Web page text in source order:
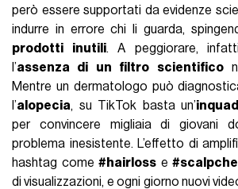
però essere supportati da evidenze
indurre in errore chi li guarda,
prodotti inutili. A peggiorare,
l’assenza di un filtro scientifico
Mentre un dermatologo può
l’alopecia, su TikTok basta un’
per convincere migliaia di giovani
problema inesistente. L’effetto di
hashtag come#hairloss e
di visualizzazioni, e ogni giorno nuovi